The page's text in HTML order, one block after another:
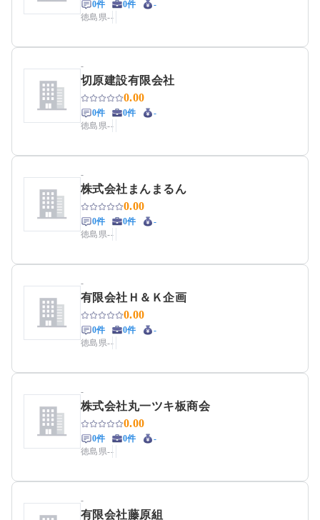
0件 0件
-
徳島県--
-
切原建設有限会社
0.00
0件 0件
-
徳島県--
-
株式会社まんまるん
0.00
0件 0件
-
徳島県--
-
有限会社Ｈ＆Ｋ企画
0.00
0件 0件
-
徳島県--
-
株式会社丸一ツキ板商会
0.00
0件 0件
-
徳島県--
-
有限会社藤原組